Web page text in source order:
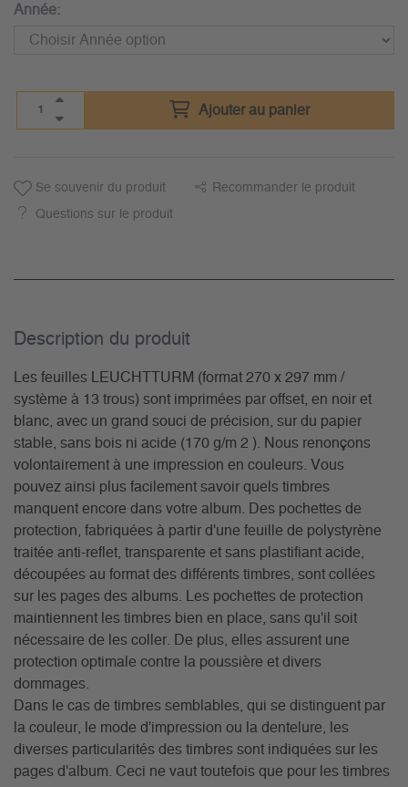
Année:
Ajouter au panier
Se souvenir du produit Recommander le produit
Questions sur le produit
Description du­ produit
Les feuilles LEUCHTTURM (format 270 x 297 mm /
système à 13 trous) sont imprimées par offset, en noir et
blanc, avec un grand souci de précision, sur du papier
stable, sans bois ni acide (170 g/m 2 ). Nous renonçons
volontairement à une impression en couleurs. Vous
pouvez ainsi plus facilement savoir quels timbres
manquent encore dans votre album. Des pochettes de
protection, fabriquées à partir d'une feuille de polystyrène
traitée anti-reflet, transparente et sans plastifiant acide,
découpées au format des différents timbres, sont collées
sur les pages des albums. Les pochettes de protection
maintiennent les timbres bien en place, sans qu'il soit
nécessaire de les coller. De plus, elles assurent une
protection optimale contre la poussière et divers
dommages.
Dans le cas de timbres semblables, qui se distinguent par
la couleur, le mode d'impression ou la dentelure, les
diverses particularités des timbres sont indiquées sur les
pages d'album. Ceci ne vaut toutefois que pour les timbres